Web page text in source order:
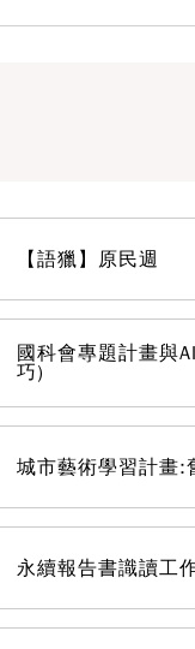
【語獵】原民週
國科會專題計畫與
巧)
城市藝術學習計畫
永續報告書識讀工